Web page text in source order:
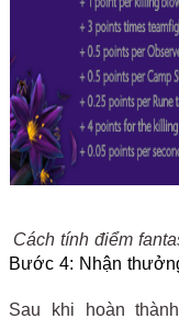
Cách tính điểm
Bước 4: Nhận
Sau khi hoàn